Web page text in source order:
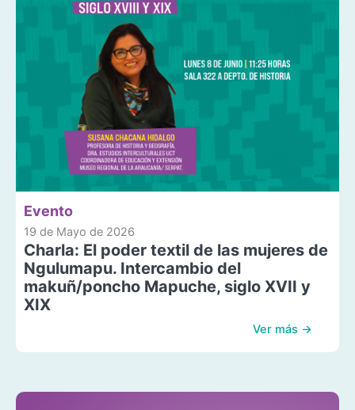
Evento
19 de Mayo de 2026
Charla: El poder textil de las mujeres de
Ngulumapu. Intercambio del
makuñ/poncho Mapuche, siglo XVII y
XIX
Ver más →